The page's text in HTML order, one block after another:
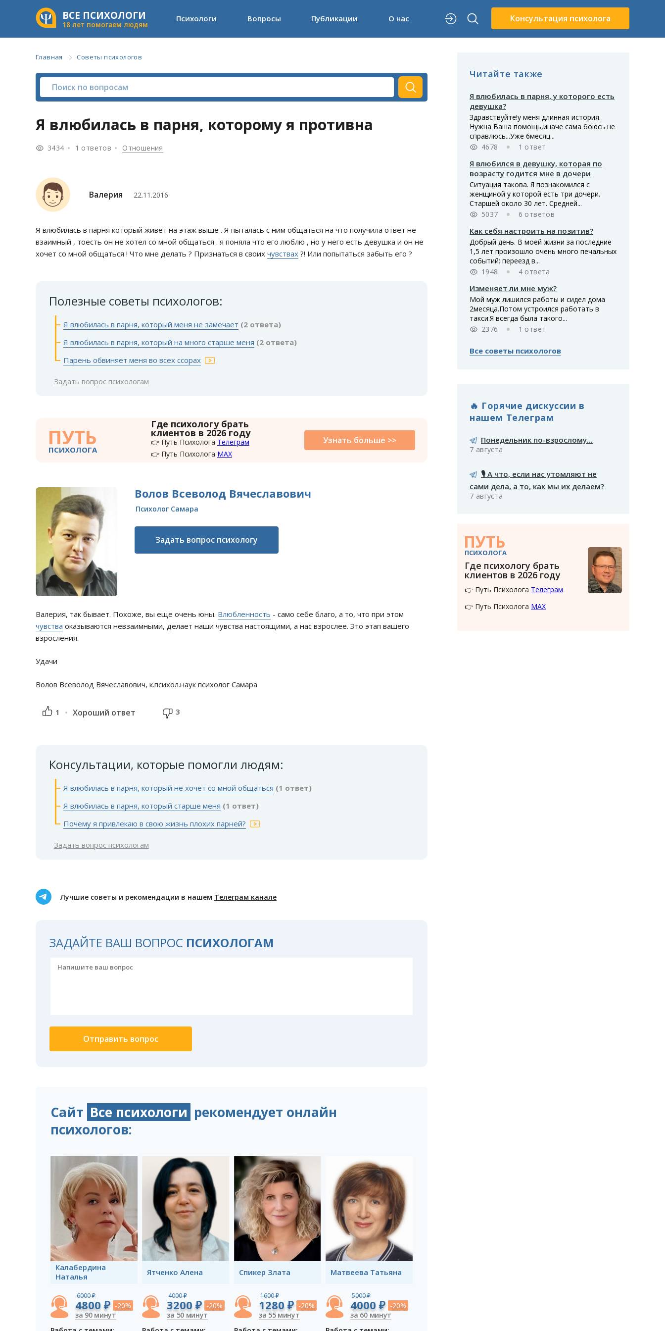
ВСЕ ПСИХОЛОГИ
18 лет помогаем людям
Психологи Вопросы Публикации О нас Консультация психолога
Главная Советы психологов
Я влюбилась в парня, которому я противна
3434 1 ответов Отношения
Валерия 22.11.2016
Я влюбилась в парня который живет на этаж выше . Я пыталась с ним общаться на что получила ответ не
взаимный , тоесть он не хотел со мной общаться . я поняла что его люблю , но у него есть девушка и он не
хочет со мной общаться ! Что мне делать ? Признаться в своих чувствах ?! Или попытаться забыть его ?
Полезные советы психологов:
Я влюбилась в парня, который меня не замечает (2 ответа)
Я влюбилась в парня, который на много старше меня (2 ответа)
Парень обвиняет меня во всех ссорах
Задать вопрос психологам
ПУТЬ
ПСИХОЛОГА
Где психологу брать
клиентов в 2026 году
👉 Путь Психолога Телеграм
👉 Путь Психолога MAX
Узнать больше >>
Волов Всеволод Вячеславович
Психолог Самара
Задать вопрос психологу
Валерия, так бывает. Похоже, вы еще очень юны. Влюбленность - само себе благо, а то, что при этом
чувства оказываются невзаимными, делает наши чувства настоящими, а нас взрослее. Это этап вашего
взросления.
Удачи
Волов Всеволод Вячеславович, к.психол.наук психолог Самара
1 Хороший ответ 3
Консультации, которые помогли людям:
Я влюбилась в парня, который не хочет со мной общаться (1 ответ)
Я влюбилась в парня, который старше меня (1 ответ)
Почему я привлекаю в свою жизнь плохих парней?
Задать вопрос психологам
Лучшие советы и рекомендации в нашем Телеграм канале
ЗАДАЙТЕ ВАШ ВОПРОС ПСИХОЛОГАМ
Сайт Все психологи рекомендует онлайн
психологов:
Калабердина
Наталья
6000 ₽
4800 ₽ -20%
за 90 минут
Ятченко Aлена
4000 ₽
3200 ₽ -20%
за 50 минут
Спикер Злата
1600 ₽
1280 ₽ -20%
за 55 минут
Матвеева Татьяна
5000 ₽
4000 ₽ -20%
за 60 минут
Читайте также
Я влюбилась в парня, у которого есть
девушка?
Здравствуйте!у меня длинная история.
Нужна Ваша помощь,иначе сама боюсь не
справлюсь...Уже 6месяц...
4678
1 ответ
Я влюбился в девушку, которая по
возрасту годится мне в дочери
Ситуация такова. Я познакомился с
женщиной у которой есть три дочери.
Старшей около 30 лет. Средней...
5037
6 ответов
Как себя настроить на позитив?
Добрый день. В моей жизни за последние
1,5 лет произошло очень много печальных
событий: переезд в...
1948
4 ответа
Изменяет ли мне муж?
Мой муж лишился работы и сидел дома
2месяца.Потом устроился работать в
такси.Я всегда была такого...
2376
1 ответ
Все советы психологов
🔥 Горячие дискуссии в
нашем Телеграм
Понедельник по-взрослому...
7 августа
🎙️ А что, если нас утомляют не
сами дела, а то, как мы их делаем?
7 августа
ПУТЬ
ПСИХОЛОГА
Где психологу брать
клиентов в 2026 году
👉 Путь Психолога Телеграм
👉 Путь Психолога MAX